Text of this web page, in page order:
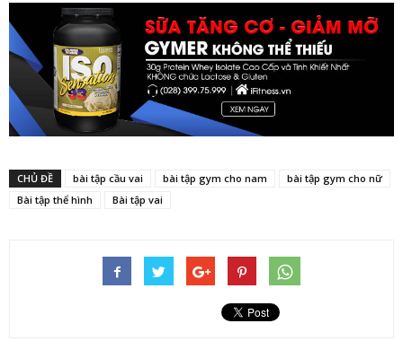
CHỦ ĐỀ bài tập cầu vai bài tập gym cho nam
bài tập gym cho nữ
Bài tập thể hình
Bài tập vai